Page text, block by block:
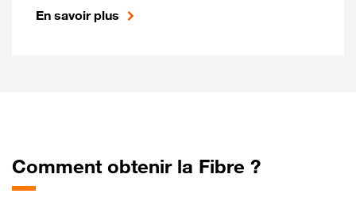
En savoir plus
Comment obtenir la Fibre ?